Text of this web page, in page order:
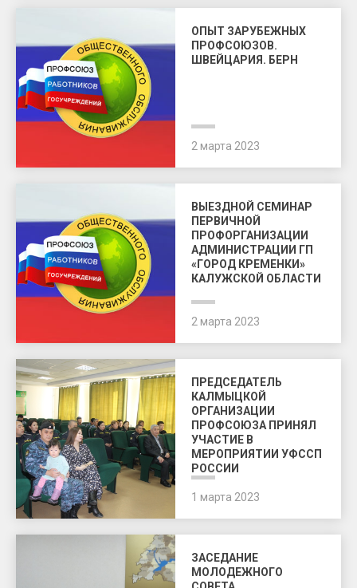
ОПЫТ ЗАРУБЕЖНЫХ
ПРОФСОЮЗОВ.
ШВЕЙЦАРИЯ. БЕРН
2 марта 2023
ВЫЕЗДНОЙ СЕМИНАР
ПЕРВИЧНОЙ
ПРОФОРГАНИЗАЦИИ
АДМИНИСТРАЦИИ ГП
«ГОРОД КРЕМЕНКИ»
КАЛУЖСКОЙ ОБЛАСТИ
2 марта 2023
ПРЕДСЕДАТЕЛЬ
КАЛМЫЦКОЙ
ОРГАНИЗАЦИИ
ПРОФСОЮЗА ПРИНЯЛ
УЧАСТИЕ В
МЕРОПРИЯТИИ УФССП
РОССИИ
1 марта 2023
ЗАСЕДАНИЕ
МОЛОДЕЖНОГО